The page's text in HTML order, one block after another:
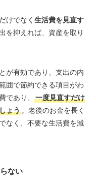
けでなく 生活費を見直す
を抑えれば、資産を取り
が有効であり、支出の内
囲で節約できる項目がわ
であり、
一度見直すだけ
ょう。老後のお金を長く
なく、不要な生活費を減
ない